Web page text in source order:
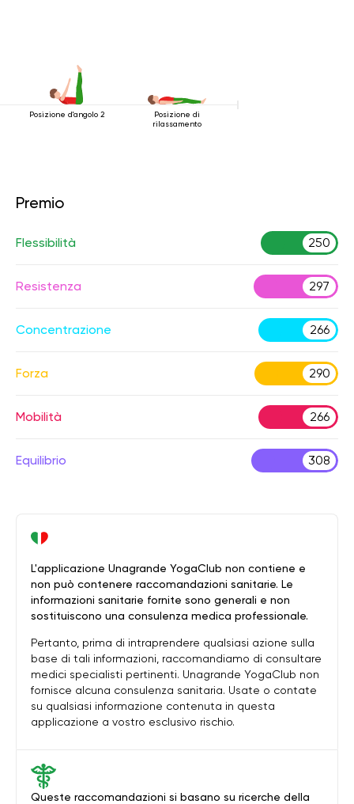
Posizione d'angolo 2
Posizione di
rilassamento
Premio
Flessibilità 250
Resistenza 297
Concentrazione 266
Forza 290
Mobilità 266
Equilibrio 308
Queste raccomandazioni si basano su ricerche della
L'applicazione Unagrande YogaClub non contiene e
non può contenere raccomandazioni sanitarie. Le
informazioni sanitarie fornite sono generali e non
sostituiscono una consulenza medica professionale.
Pertanto, prima di intraprendere qualsiasi azione sulla
base di tali informazioni, raccomandiamo di consultare
medici specialisti pertinenti. Unagrande YogaClub non
fornisce alcuna consulenza sanitaria. Usate o contate
su qualsiasi informazione contenuta in questa
applicazione a vostro esclusivo rischio.